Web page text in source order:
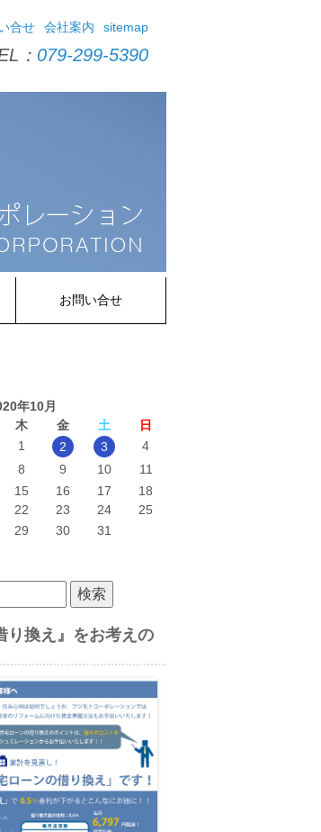
sitemap
会社案内
合せ
： 079-299-5390
お問い合せ
年10月
木 金 土
日
1
2 3
4
8 9 10
11
15 16 17
18
22 23 24
25
29 30 31
り換え』をお考えの